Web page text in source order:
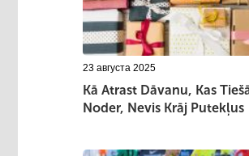
23 августа 2025
Kā Atrast Dāvanu, Kas
Noder, Nevis Krāj Putekļus